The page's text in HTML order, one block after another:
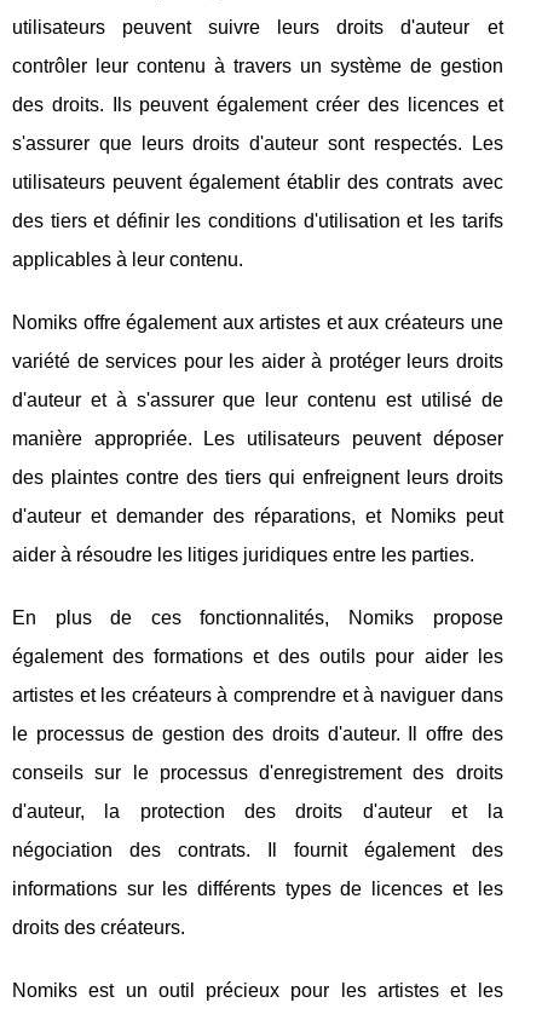
utilisateurs peuvent suivre leurs droits d'auteur et
contrôler leur contenu à travers un système de gestion
des droits. Ils peuvent également créer des licences et
s'assurer que leurs droits d'auteur sont respectés. Les
utilisateurs peuvent également établir des contrats avec
des tiers et définir les conditions d'utilisation et les tarifs
applicables à leur contenu.
Nomiks offre également aux artistes et aux créateurs une
variété de services pour les aider à protéger leurs droits
d'auteur et à s'assurer que leur contenu est utilisé de
manière appropriée. Les utilisateurs peuvent déposer
des plaintes contre des tiers qui enfreignent leurs droits
d'auteur et demander des réparations, et Nomiks peut
aider à résoudre les litiges juridiques entre les parties.
En plus de ces fonctionnalités, Nomiks propose
également des formations et des outils pour aider les
artistes et les créateurs à comprendre et à naviguer dans
le processus de gestion des droits d'auteur. Il offre des
conseils sur le processus d'enregistrement des droits
d'auteur, la protection des droits d'auteur et la
négociation des contrats. Il fournit également des
informations sur les différents types de licences et les
droits des créateurs.
Nomiks est un outil précieux pour les artistes et les